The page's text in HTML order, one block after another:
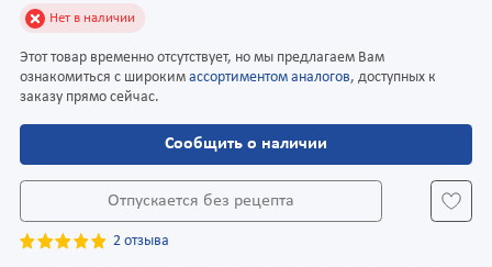
Нет в наличии
Этот товар временно отсутствует, но мы предлагаем Вам
ознакомиться с широким ассортиментом аналогов, доступных к
заказу прямо сейчас.
Сообщить о наличии
Отпускается без рецепта
2 отзыва